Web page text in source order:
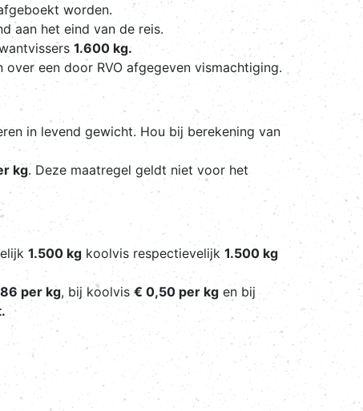
worden.
aan het eind van de reis.
1.600 kg.
een door RVO afgegeven vismachtiging.
in levend gewicht. Hou bij berekening van
kg. Deze maatregel geldt niet voor het
1.500 kg koolvis respectievelijk 1.500 kg
per kg, bij koolvis€ 0,50 per kg en bij